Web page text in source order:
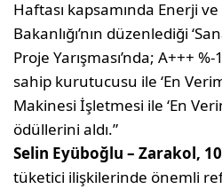
Haftası kapsamında Enerji
Bakanlığı’nın düzenlediği
Proje Yarışması’nda; A+++
sahip kurutucusu ile ‘En
Makinesi İşletmesi ile ‘En
ödüllerini aldı.”
Selin Eyüboğlu – Zarakol,
tüketici ilişkilerinde önemli